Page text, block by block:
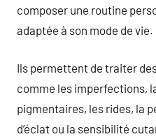
composer une routine
adaptée à son mode de vie.
Ils permettent de traiter
comme les imperfections,
pigmentaires, les rides, la
d’éclat ou la sensibilité